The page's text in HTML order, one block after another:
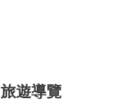
旅遊導覽